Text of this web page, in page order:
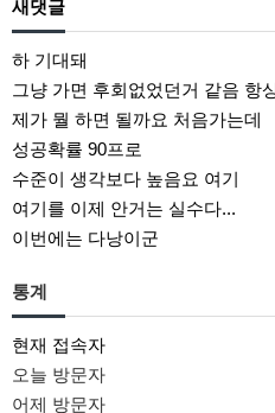
새댓글
하 기대돼
그냥 가면 후회없었던거 같음 항
제가 뭘 하면 될까요 처음가는데
성공확률 90프로
수준이 생각보다 높음요 여기
여기를 이제 안거는 실수다...
이번에는 다낭이군
통계
현재 접속자
오늘 방문자
어제 방문자